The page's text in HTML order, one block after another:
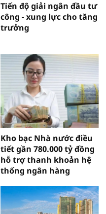
Tiến độ giải ngân đầu tư
công - xung lực cho tăng
trưởng
Kho bạc Nhà nước điều
tiết gần 780.000 tỷ đồng
hỗ trợ thanh khoản hệ
thống ngân hàng